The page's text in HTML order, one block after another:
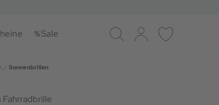
Sale
Suche Log-in Merkliste
Sonnenbrillen
Fahrradbrille